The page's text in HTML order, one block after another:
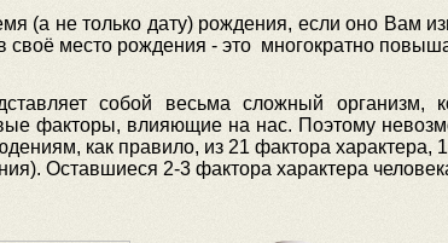
(а не только дату) рождения, если оно Вам
своё место рождения - это многократно
собой весьма сложный организм,
факторы, влияющие на нас. Поэтому
как правило, из 21 фактора характера,
Оставшиеся 2-3 фактора характера